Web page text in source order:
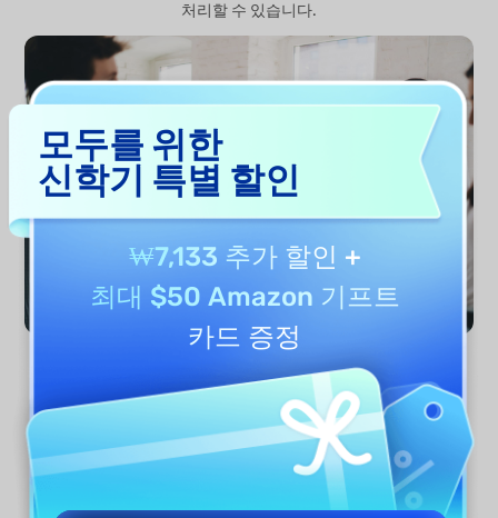
처리할 수 있습니다.
지금 생성하기
모두를 위한
신학기 특별 할인
₩7,133 추가 할인 +
최대 $50 Amazon 기프트
카드 증정